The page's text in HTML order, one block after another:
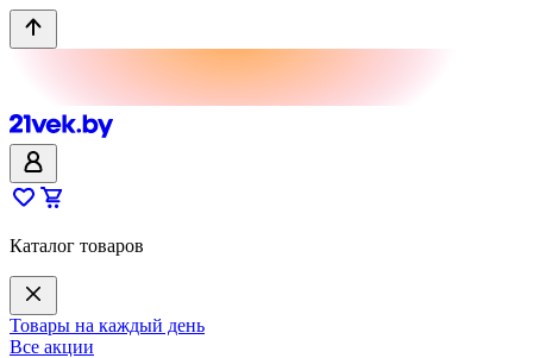
Каталог товаров
Товары на каждый день
Все акции